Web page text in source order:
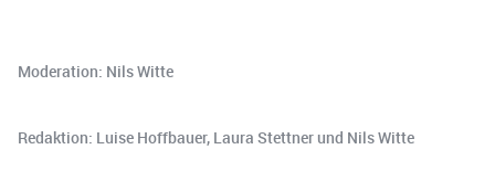
Moderation: Nils Witte
Redaktion: Luise Hoffbauer, Laura Stettner und Nils Witte